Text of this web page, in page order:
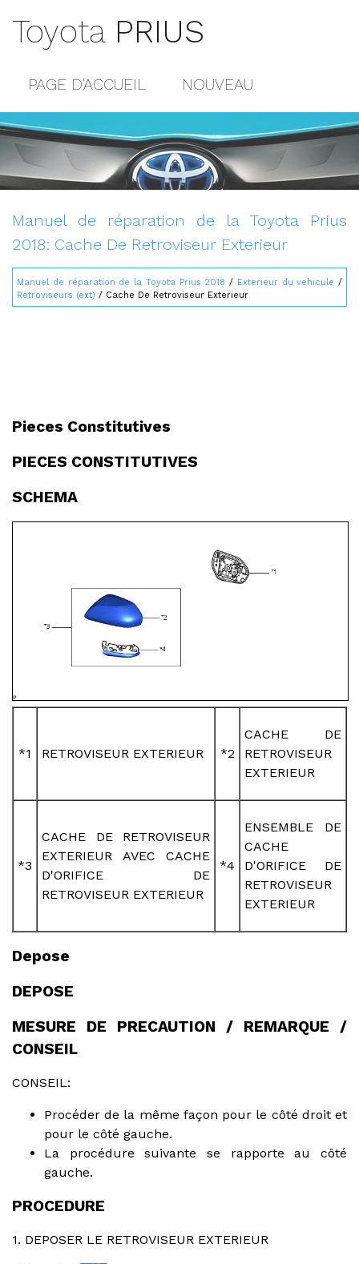
Toyota PRIUS
PAGE D'ACCUEIL NOUVEAU
POPULAIRE
CONTACTS
Manuel de réparation de la Toyota Prius
2018: Cache De Retroviseur Exterieur
Manuel de réparation de la Toyota Prius 2018 / Exterieur du vehicule /
Retroviseurs (ext) / Cache De Retroviseur Exterieur
Pieces Constitutives
PIECES CONSTITUTIVES
SCHEMA
*1 RETROVISEUR EXTERIEUR *2
CACHE DE
RETROVISEUR
EXTERIEUR
*3
CACHE DE RETROVISEUR
EXTERIEUR AVEC CACHE
D'ORIFICE DE
RETROVISEUR EXTERIEUR
*4
ENSEMBLE DE
CACHE
D'ORIFICE DE
RETROVISEUR
EXTERIEUR
Depose
DEPOSE
MESURE DE PRECAUTION / REMARQUE /
CONSEIL
CONSEIL:
Procéder de la même façon pour le côté droit et
pour le côté gauche.
La procédure suivante se rapporte au côté
gauche.
PROCEDURE
1. DEPOSER LE RETROVISEUR EXTERIEUR